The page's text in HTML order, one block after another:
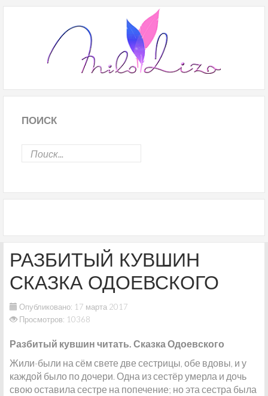
ПОИСК
РАЗБИТЫЙ КУВШИН
СКАЗКА ОДОЕВСКОГО
Опубликовано: 17 марта 2017
Просмотров: 10368
Разбитый кувшин читать. Сказка Одоевского
Жили-были на сём свете две сестрицы, обе вдовы, и у
каждой было по дочери. Одна из сестёр умерла и дочь
свою оставила сестре на попечение; но эта сестра была